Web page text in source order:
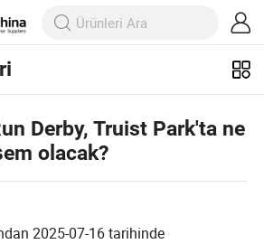
Derby, Truist Park'ta ne
olacak?
2025-07-16tarihinde